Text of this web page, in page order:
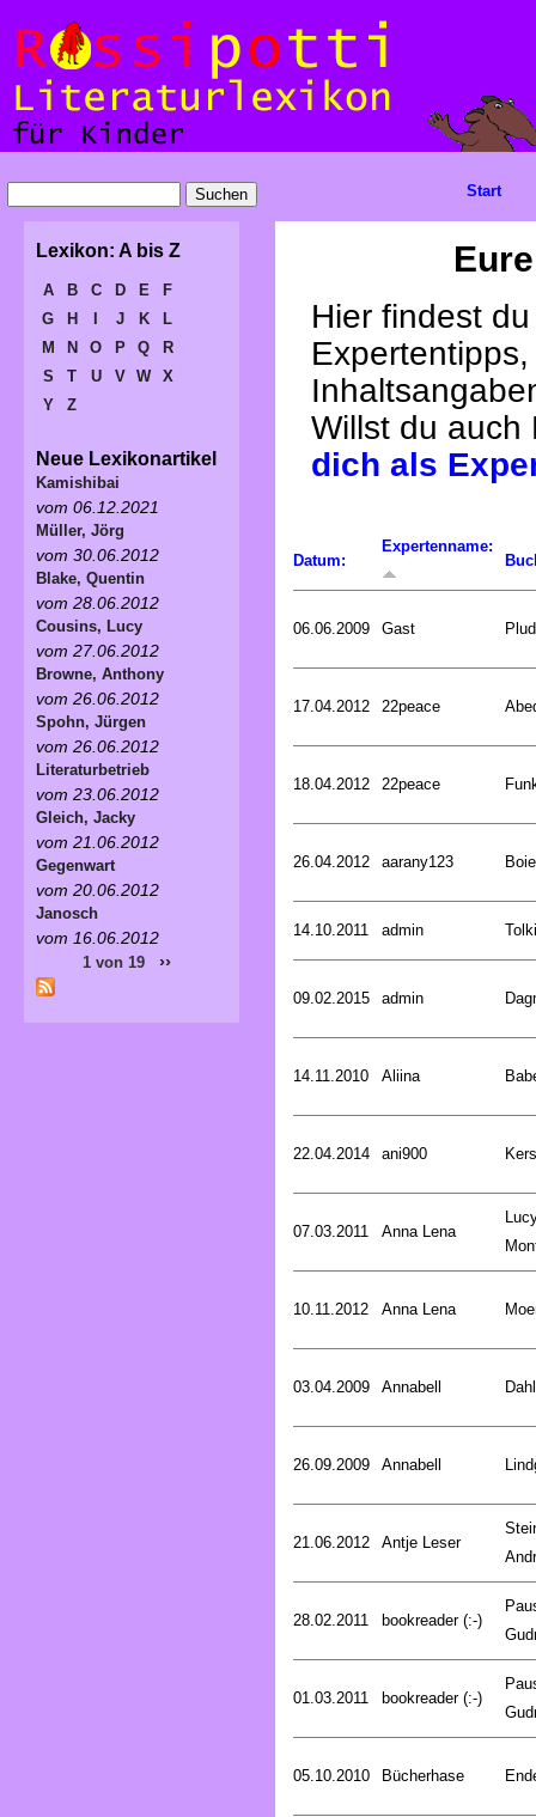
Hier findest
Willst du
dich als
Datum:
Expertenname:
06.06.2009 Gast
17.04.2012 22peace
18.04.2012 22peace
26.04.2012 aarany123
14.10.2011 admin
09.02.2015 admin
14.11.2010 Aliina
22.04.2014 ani900
07.03.2011 Anna Lena
10.11.2012 Anna Lena
03.04.2009 Annabell
26.09.2009 Annabell
21.06.2012 Antje Leser
28.02.2011 bookreader (:-)
01.03.2011 bookreader (:-)
05.10.2010 Bücherhase
Start
Lexikon: A bis Z
A B C D E
F
G
H J K
L
M
N O P Q
R
S
T U V W
X
Y
Z
Neue Lexikonartikel
Kamishibai
vom 06.12.2021
Müller, Jörg
vom 30.06.2012
Blake, Quentin
vom 28.06.2012
Cousins, Lucy
vom 27.06.2012
Browne, Anthony
vom 26.06.2012
Spohn, Jürgen
vom 26.06.2012
Literaturbetrieb
vom 23.06.2012
Gleich, Jacky
vom 21.06.2012
Gegenwart
vom 20.06.2012
Janosch
vom 16.06.2012
1 von 19 ››